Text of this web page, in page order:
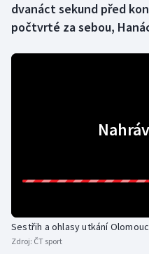
Florbal
Jezdectví
Judo
dvanáct sekund před
počtvrté za sebou,
Sestřih a ohlasy utkání
Zdroj: ČT sport